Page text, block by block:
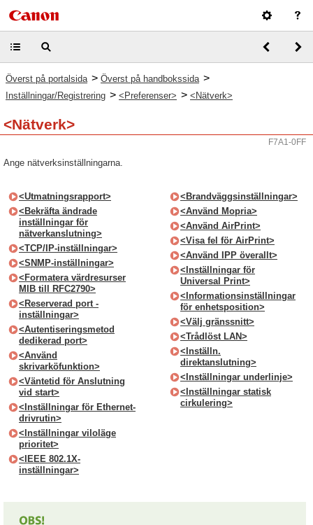
Överst på portalsida > Överst på handbokssida >
Inställningar/Registrering > <Preferenser> > <Nätverk>
<Nätverk>
F7A1-0FF
Ange nätverksinställningarna.
<Utmatningsrapport>
<Bekräfta ändrade
inställningar för
nätverkanslutning>
<TCP/IP-inställningar>
<SNMP-inställningar>
<Formatera värdresurser
MIB till RFC2790>
<Reserverad port -
inställningar>
<Autentiseringsmetod
dedikerad port>
<Använd
skrivarköfunktion>
<Väntetid för Anslutning
vid start>
<Inställningar för Ethernet-
drivrutin>
<Inställningar viloläge
prioritet>
<IEEE 802.1X-
inställningar>
<Brandväggsinställningar>
<Använd Mopria>
<Använd AirPrint>
<Visa fel för AirPrint>
<Använd IPP överallt>
<Inställningar för
Universal Print>
<Informationsinställningar
för enhetsposition>
<Välj gränssnitt>
<Trådlöst LAN>
<Inställn.
direktanslutning>
<Inställningar underlinje>
<Inställningar statisk
cirkulering>